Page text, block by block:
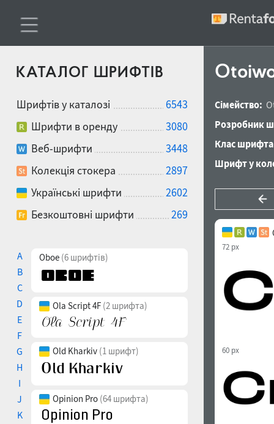
КАТАЛОГ ШРИФТІВ
Шрифтів у каталозі
6543
Шрифти в оренду
3080
Веб-шрифти
3448
Колекція стокера
2897
Українські шрифти
2602
Безкоштовні шрифти
269
A
B
C
D
E
F
G
H
I
J
K
Oboe (6 шрифтів)
Ola Script 4F (2 шрифта)
Old Kharkiv (1 шрифт)
Opinion Pro (64 шрифта)
Сімейство:
Розробник
Клас
Шрифт у
72 px
60 px